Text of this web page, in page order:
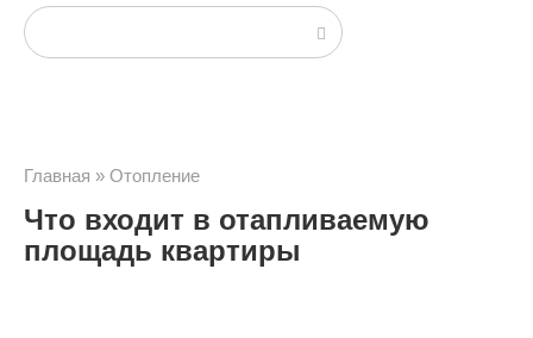
Поиск:
Главная » Отопление
Что входит в отапливаемую
площадь квартиры